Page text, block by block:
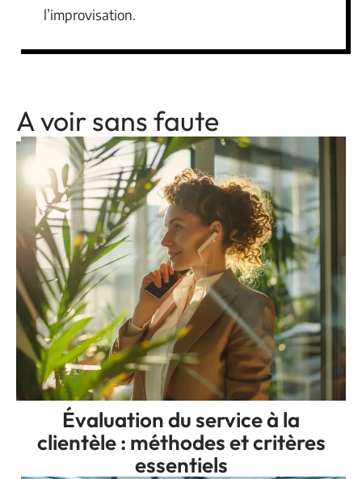
l’improvisation.
A voir sans faute
Évaluation du service à la
clientèle : méthodes et critères
essentiels